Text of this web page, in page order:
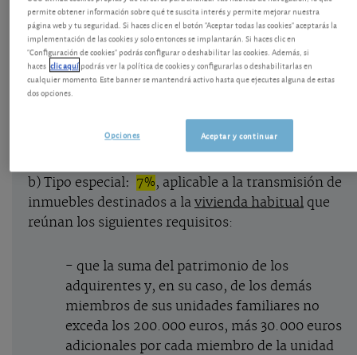
Vea si puede aplicar alguno de los tipos
especiales.
a) Tipo general: 10%, aplicable a la transmisión de
inmuebles
derechos reales que recaigan sobre bienes
inmuebles, salvo los derechos reales de garantía.
b) Tipo especial: 7%, aplicable a la transmisión de
inmuebles destinados a la vivienda habitual que
reúnan los siguientes requisitos:
- que la suma del patrimonio de los
adquirentes y, en su caso, de los demás
miembros de sus unidades familiares no
exceda los 200.000 euros, más 30.000 euros
adicionales por cada miembro de la unidad
permite obtener información sobre qué te suscita interés y permite mejorar nuestra
página web y tu seguridad. Si haces clic en el botón "Aceptar todas las cookies" aceptarás la
implementación de las cookies y solo entonces se implantarán. Si haces clic en
"Configuración de cookies" podrás configurar o deshabilitar las cookies. Además, si
haces clic aquípodrás ver la política de cookies y configurarlas o deshabilitarlas en
cualquier momento. Este banner se mantendrá activo hasta que ejecutes alguna de estas
dos opciones.
Aceptar y continuar
Opciones